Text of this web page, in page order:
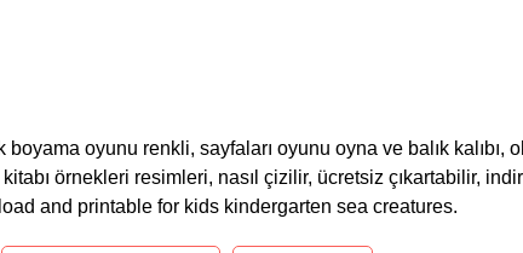
oyunu renkli, sayfaları oyunu oyna ve balık kalıbı,
örnekleri resimleri, nasıl çizilir, ücretsiz çıkartabilir,
and printable for kids kindergarten sea creatures.